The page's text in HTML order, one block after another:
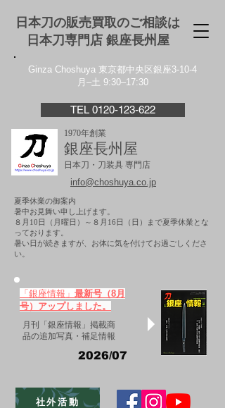
日本刀の販売買取のご相談は
日本刀専門店 銀座⻑州屋
Ginza Choshuya 東京都中央区銀座3-10-4
月–土 9:30–17:30
TEL 0120-123-622
1970年創業
銀座長州屋
日本刀・刀装具 専門店
info@choshuya.co.jp
夏季休業の御案内
暑中お見舞い申し上げます。
８月10日（月曜日）～８月16日（日）まで夏季休業とな
っております。
​暑い日が続きますが、お体に気を付けてお過ごしくださ
い。
「銀座情報」 最新号（8月
号）アップしました。
月刊「銀座情報」掲載商
品の追加写真・補足情報
2026/07
社外活動